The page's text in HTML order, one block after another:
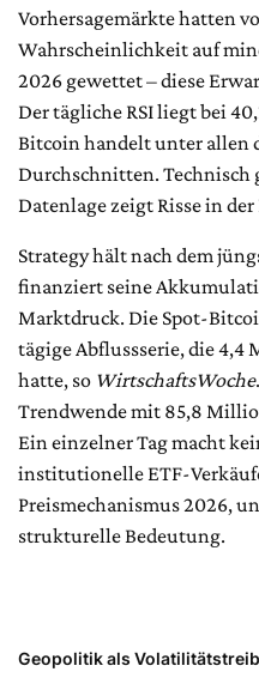
Vorhersagemärkte hatten
Wahrscheinlichkeit auf
2026 gewettet – diese
Der tägliche RSI liegt bei
Bitcoin handelt unter allen
Durchschnitten. Technisch
Datenlage zeigt Risse in
Strategy hält nach dem
finanziert seine
Marktdruck. Die Spot-
tägige Abflussserie, die 4,4
hatte, so WirtschaftsWoche
Trendwende mit 85,8
Ein einzelner Tag macht
institutionelle ETF-
Preismechanismus 2026,
strukturelle Bedeutung.
Geopolitik als